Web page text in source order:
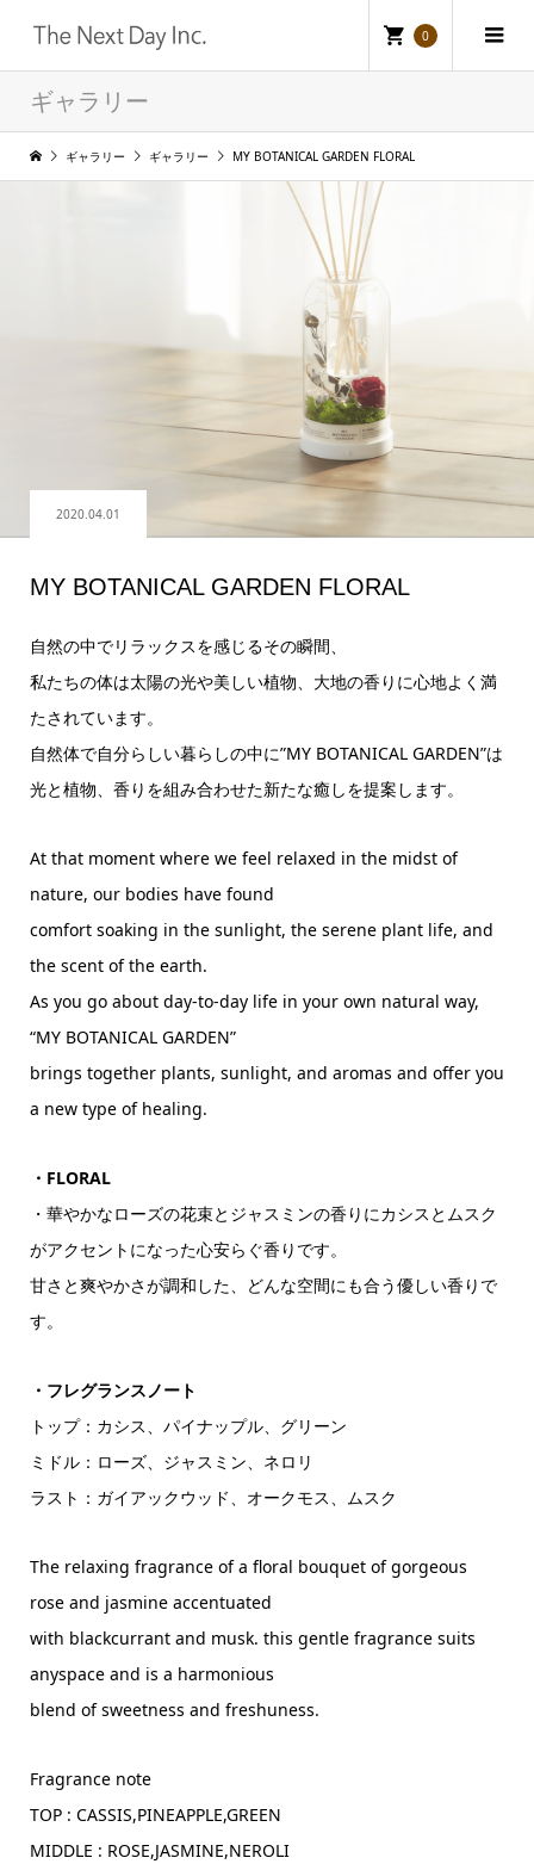
0
ギャラリー
ギャラリー ギャラリー MY BOTANICAL GARDEN FLORAL
2020.04.01
MY BOTANICAL GARDEN FLORAL
自然の中でリラックスを感じるその瞬間、
私たちの体は太陽の光や美しい植物、大地の香りに心地よく満
たされています。
自然体で自分らしい暮らしの中に”MY BOTANICAL GARDEN”は
光と植物、香りを組み合わせた新たな癒しを提案します。
At that moment where we feel relaxed in the midst of
nature, our bodies have found
comfort soaking in the sunlight, the serene plant life, and
the scent of the earth.
As you go about day-to-day life in your own natural way,
“MY BOTANICAL GARDEN”
brings together plants, sunlight, and aromas and offer you
a new type of healing.
・FLORAL
・華やかなローズの花束とジャスミンの香りにカシスとムスク
がアクセントになった心安らぐ香りです。
甘さと爽やかさが調和した、どんな空間にも合う優しい香りで
す。
・フレグランスノート
トップ：カシス、パイナップル、グリーン
ミドル：ローズ、ジャスミン、ネロリ
ラスト：ガイアックウッド、オークモス、ムスク
The relaxing fragrance of a floral bouquet of gorgeous
rose and jasmine accentuated
with blackcurrant and musk. this gentle fragrance suits
anyspace and is a harmonious
blend of sweetness and freshuness.
Fragrance note
TOP : CASSIS,PINEAPPLE,GREEN
MIDDLE : ROSE,JASMINE,NEROLI